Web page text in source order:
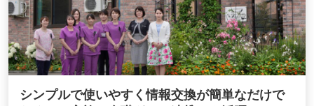
シンプルで使いやすく情報交換が簡単なだけで